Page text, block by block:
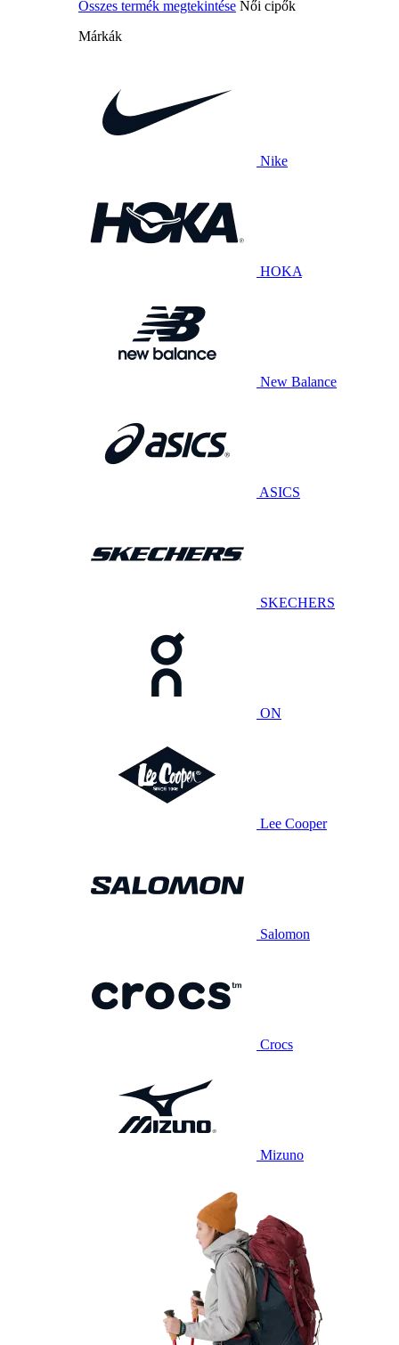
Összes termék megtekintése Női cipők
Márkák
Nike
HOKA
New Balance
ASICS
SKECHERS
ON
Lee Cooper
Salomon
Crocs
Mizuno